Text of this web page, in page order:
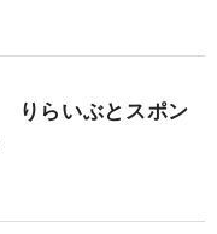
りらいぶとスポン